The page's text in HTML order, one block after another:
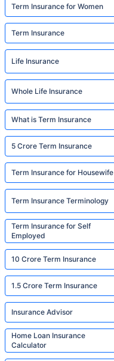
Term Insurance for Women
Term Insurance
Life Insurance
Whole Life Insurance
What is Term Insurance
5 Crore Term Insurance
Term Insurance for Housewife
Term Insurance Terminology
Term Insurance for Self
Employed
10 Crore Term Insurance
1.5 Crore Term Insurance
Insurance Advisor
Home Loan Insurance
Calculator